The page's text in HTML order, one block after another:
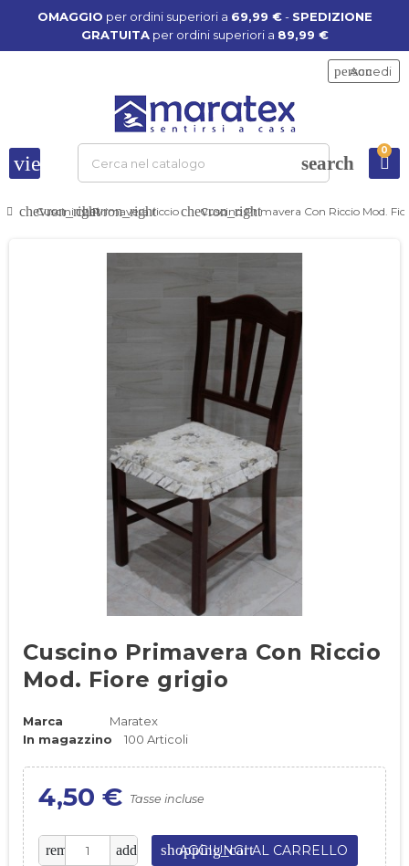
OMAGGIO per ordini superiori a 69,99 €- SPEDIZIONE
GRATUITAper ordini superiori a 89,99 €
view_headline search
person
Accedi
0
chevron_right
Cuscinichevron_right
Primavera ricciochevron_right
Cuscino Primavera Con Riccio Mod.
Cuscino Primavera Con Riccio
Mod. Fiore grigio
Marca
Maratex
In magazzino
100 Articoli
4,50 € Tasse incluse
remove add shopping_cart
AGGIUNGI AL CARRELLO